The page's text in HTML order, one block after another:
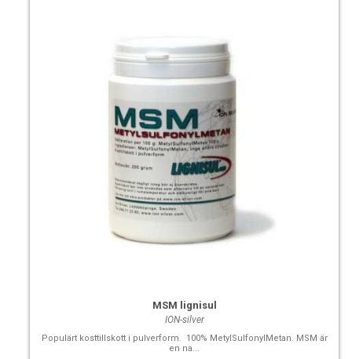
MSM lignisul
ION-silver
Populärt kosttillskott i pulverform. 100% MetylSulfonylMetan. MSM är
en na...